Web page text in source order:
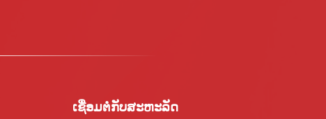
ເຊື່ອມ​ຕໍ່​ກັບ​ສະ​ຫະ​ລັດ​